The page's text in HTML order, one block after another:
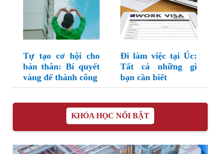
Tự tạo cơ hội cho
bản thân: Bí quyết
vàng để thành công
Đi làm việc tại Úc:
Tất cả những gì
bạn cần biết
KHÓA HỌC NỔI BẬT